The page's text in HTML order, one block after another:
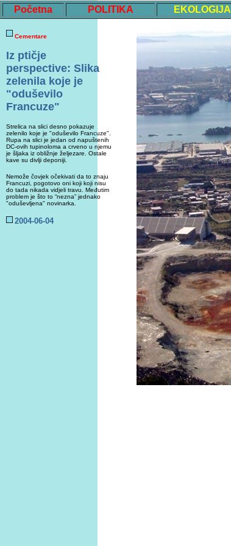
Početna POLITIKA EKOLOGIJA
Cementare
Iz ptičje
perspective: Slika
zelenila koje je
"oduševilo
Francuze"
Strelica na slici desno pokazuje
zelenilo koje je "oduševilo Francuze"
Rupa na slici je jedan od napuštenih
DC-ovih tupinoloma a crveno u njemu
je šljaka iz obližnje željezare. Ostale
kave su divlji deponiji.
Nemože čovjek očekivati da to znaju
Francuzi, pogotovo oni koji koji nisu
do tada nikada vidjeli travu.
Međutim
problem je što to “nezna” jednako
"oduševljena" novinarka.
2004-06-04